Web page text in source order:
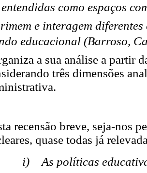
como espaços
e interagem
educacional (Barroso,
a sua análise a partir
três dimensões
recensão breve, seja-nos
quase todas já
i) As políticas